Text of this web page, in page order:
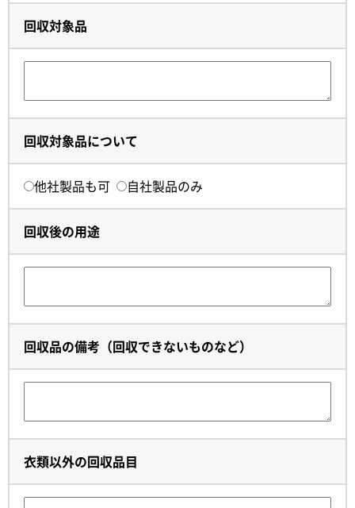
回収対象品
回収対象品について
他社製品も可 自社製品のみ
回収後の用途
回収品の備考（回収できないものなど）
衣類以外の回収品目